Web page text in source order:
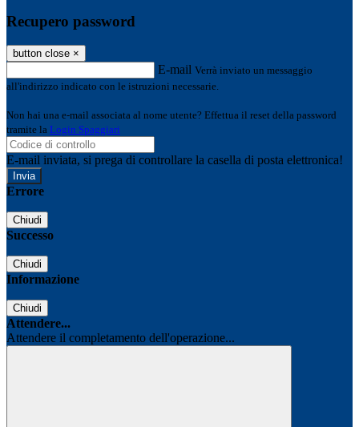
Recupero password
button close ×
E-mail Verrà inviato un messaggio
all'indirizzo indicato con le istruzioni necessarie.
Non hai una e-mail associata al nome utente? Effettua il reset della password
tramite la Login Spaggiari
E-mail inviata, si prega di controllare la casella di posta elettronica!
Errore
Chiudi
Successo
Chiudi
Informazione
Chiudi
Attendere...
Attendere il completamento dell'operazione...